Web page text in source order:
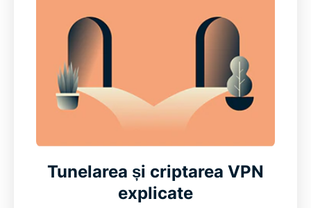
Tunelarea și criptarea VPN
explicate